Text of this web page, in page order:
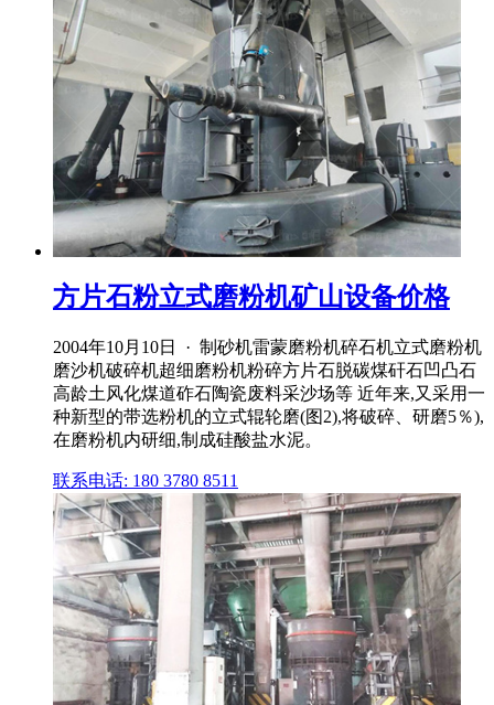
方片石粉立式磨粉机矿山设备价格
2004年10月10日 · 制砂机雷蒙磨粉机碎石机立式磨粉机
磨沙机破碎机超细磨粉机粉碎方片石脱碳煤矸石凹凸石
高龄土风化煤道砟石陶瓷废料采沙场等 近年来,又采用一
种新型的带选粉机的立式辊轮磨(图2),将破碎、研磨5％),
在磨粉机内研细,制成硅酸盐水泥。
联系电话: 180 3780 8511